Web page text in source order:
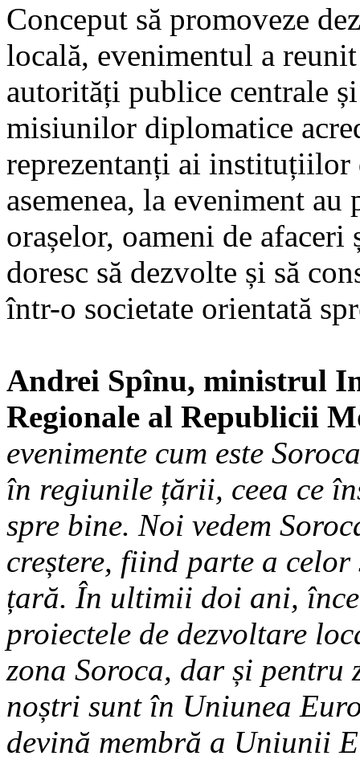
Conceput să promoveze
locală, evenimentul a
autorități publice centrale
misiunilor diplomatice
reprezentanți ai instituțiilor
asemenea, la eveniment
orașelor, oameni de
doresc să dezvolte și să
într-o societate orientată
Andrei Spînu, ministrul
Regionale al Republicii
evenimente cum este
în regiunile țării, ceea ce
spre bine. Noi vedem
creștere, fiind parte a celor
țară. În ultimii doi ani,
proiectele de dezvoltare
zona Soroca, dar și
noștri sunt în Uniunea
devină membră a Uniunii